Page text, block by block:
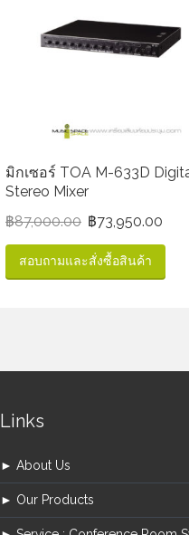
มิกเซอร์ TOA M-633D
Stereo Mixer
฿87,000.00 ฿73,950.00
สอบถามและสั่งซื้อสินค้า
Links
► About Us
► Our Products